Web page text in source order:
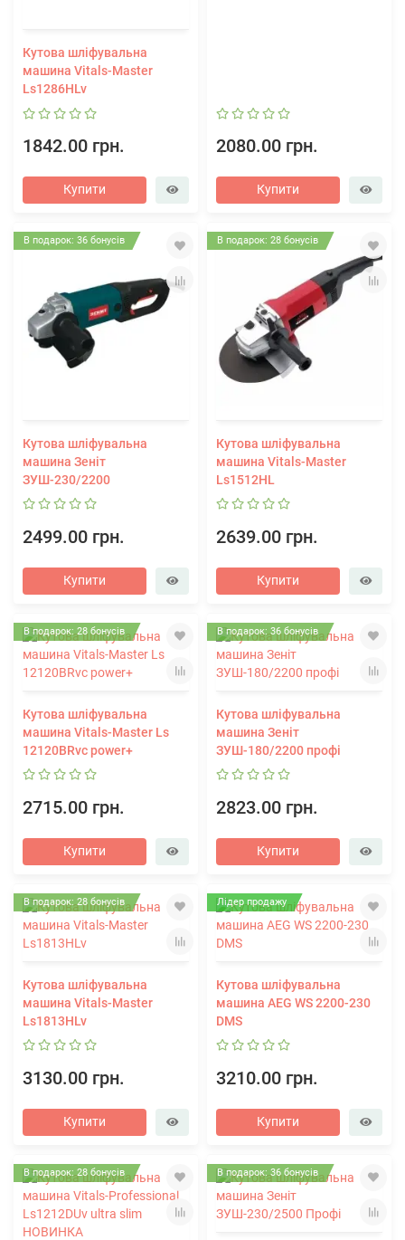
Кутова шліфувальна
машина Vitals-Master
Ls1286HLv
1842.00 грн.
Купити
2080.00 грн.
Купити
В подарок: 36 бонусів
Кутова шліфувальна
машина Зеніт
ЗУШ-230/2200
2499.00 грн.
Купити
В подарок: 28 бонусів
Кутова шліфувальна
машина Vitals-Master
Ls1512HL
2639.00 грн.
Купити
В подарок: 28 бонусів
Кутова шліфувальна
машина Vitals-Master Ls
12120BRvc power+
2715.00 грн.
Купити
В подарок: 36 бонусів
Кутова шліфувальна
машина Зеніт
ЗУШ-180/2200 профі
2823.00 грн.
Купити
В подарок: 28 бонусів
Кутова шліфувальна
машина Vitals-Master
Ls1813HLv
3130.00 грн.
Купити
Лідер продажу
Кутова шліфувальна
машина AEG WS 2200-230
DMS
3210.00 грн.
Купити
В подарок: 28 бонусів В подарок: 36 бонусів